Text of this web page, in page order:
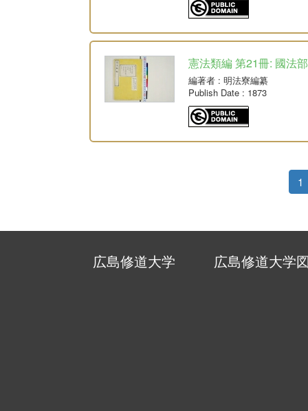
憲法類編 第21冊: 國法
編著者 : 明法寮編纂
Publish Date : 1873
1
広島修道大学 広島修道大学